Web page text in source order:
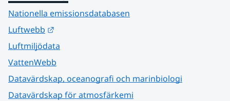
Nationella emissionsdatabasen
Luftwebb
Luftmiljödata
VattenWebb
Datavärdskap, oceanografi och marinbiologi
Datavärdskap för atmosfärkemi